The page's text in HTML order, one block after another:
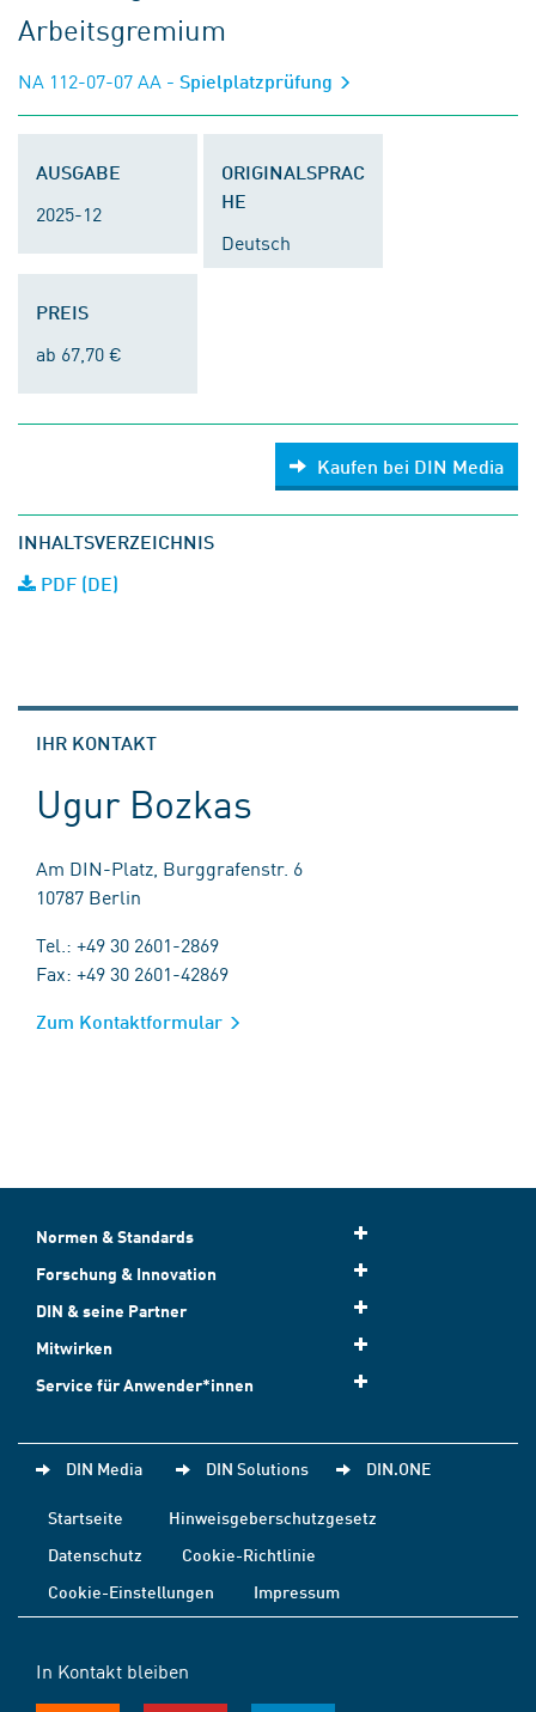
Arbeitsgremium
NA 112-07-07 AA - Spielplatzprüfung
AUSGABE
2025-12
ORIGINALSPRAC
HE
Deutsch
PREIS
ab 67,70 €
Kaufen bei DIN Media
INHALTSVERZEICHNIS
PDF (DE)
IHR KONTAKT
Ugur Bozkas
Am DIN-Platz, Burggrafenstr. 6
10787 Berlin
Tel.: +49 30 2601-2869
Fax: +49 30 2601-42869
Zum Kontaktformular
Normen & Standards
Forschung & Innovation
DIN & seine Partner
Mitwirken
Service für Anwender*innen
DIN Media DIN Solutions DIN.ONE
Startseite
Hinweisgeberschutzgesetz
Datenschutz
Cookie-Richtlinie
Cookie-Einstellungen
Impressum
In Kontakt bleiben